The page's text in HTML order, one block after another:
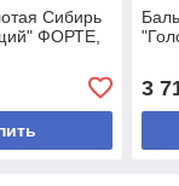
Сибирь
ФОРТЕ,
3